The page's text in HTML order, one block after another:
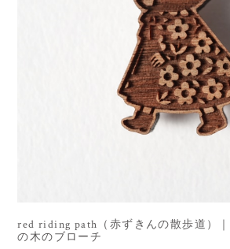
red riding path（赤ずきんの散歩道）
の木のブローチ